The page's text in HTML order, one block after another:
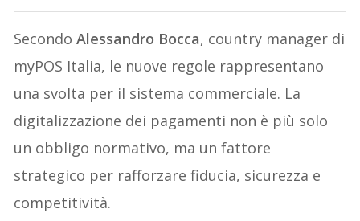
SecondoAlessandro Bocca, country manager di
myPOS Italia, le nuove regole rappresentano
una svolta per il sistema commerciale. La
digitalizzazione dei pagamenti non è più solo
un obbligo normativo, ma un fattore
strategico per rafforzare fiducia, sicurezza e
competitività.